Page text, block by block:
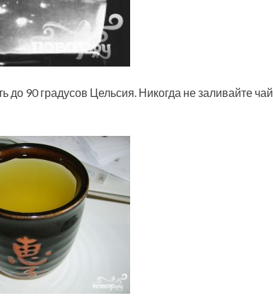
до 90 градусов Цельсия. Никогда не заливайте чай